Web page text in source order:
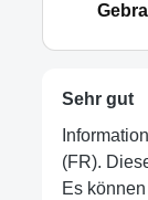
Sehr gut
(FR).
Es